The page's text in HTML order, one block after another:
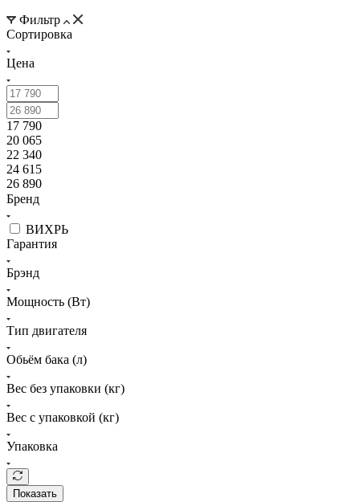
Фильтр
Сортировка
Цена
17 790
20 065
22 340
24 615
26 890
Бренд
ВИХРЬ
Гарантия
Брэнд
Мощность (Вт)
Тип двигателя
Обьём бака (л)
Вес без упаковки (кг)
Вес с упаковкой (кг)
Упаковка
Показать